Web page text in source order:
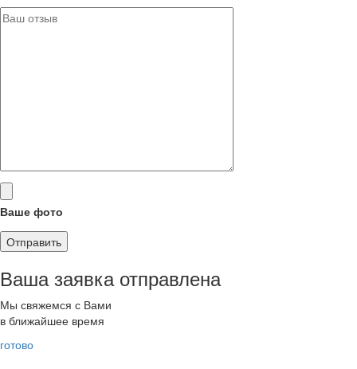
Ваше фото
Ваша заявка отправлена
Мы свяжемся с Вами
в ближайшее время
готово